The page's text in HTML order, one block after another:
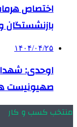
بازنشستگان
۱۴۰۴/۰۴/۲۵
اوحدی:
صهیونیست
منتخب کسب و کار